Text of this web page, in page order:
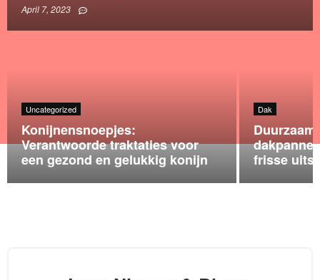
April 7, 2023
Uncategorized
Konijnensnoepjes:
Verantwoorde traktaties voor
een gezond en gelukkig konijn
Dak
frisse